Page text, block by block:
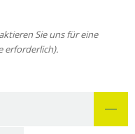
Sie uns für eine
erforderlich).